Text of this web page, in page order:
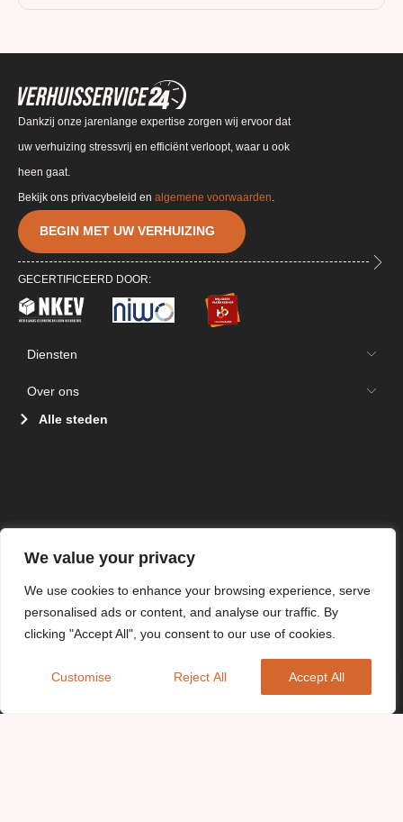
We value your privacy
We use cookies to enhance your browsing experience, serve
personalised ads or content, and analyse our traffic. By
clicking "Accept All", you consent to our use of cookies.
Customise Reject All Accept All
Dankzij onze jarenlange expertise zorgen wij ervoor dat
uw verhuizing stressvrij en efficiënt verloopt, waar u ook
heen gaat.
BEGIN MET UW VERHUIZING
GECERTIFICEERD DOOR:
Diensten
Over ons
Alle steden
Bekijk ons privacybeleid en algemene voorwaarden